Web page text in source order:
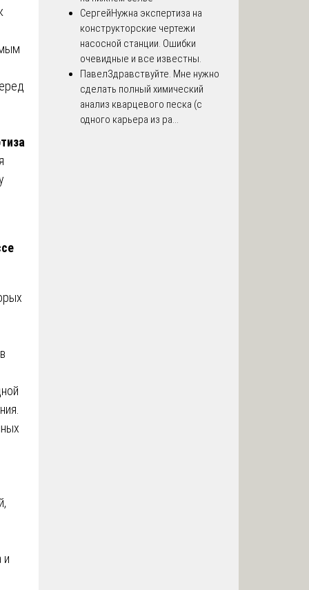
и
СергейНужна экспертиза на
конструкторские чертежи
насосной станции. Ошибки
очевидные и все известны.
ПавелЗдравствуйте. Мне нужно
сделать полный химический
анализ кварцевого песка (с
одного карьера из ра...